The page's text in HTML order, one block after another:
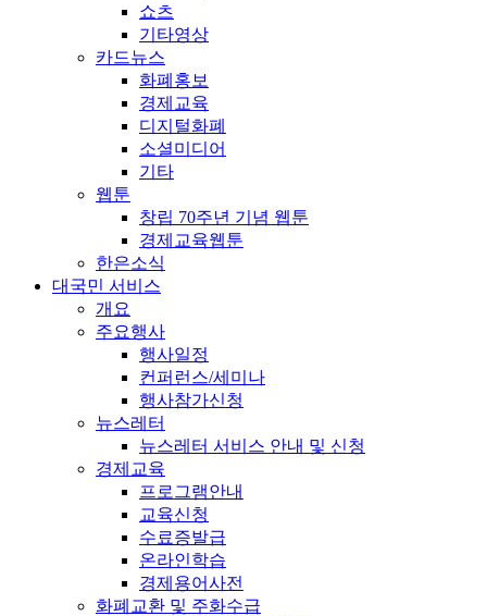
쇼츠
기타영상
카드뉴스
화폐홍보
경제교육
디지털화폐
소셜미디어
기타
웹툰
창립 70주년 기념 웹툰
경제교육웹툰
한은소식
대국민 서비스
개요
주요행사
행사일정
컨퍼런스/세미나
행사참가신청
뉴스레터
뉴스레터 서비스 안내 및 신청
경제교육
프로그램안내
교육신청
수료증발급
온라인학습
경제용어사전
화폐교환 및 주화수급